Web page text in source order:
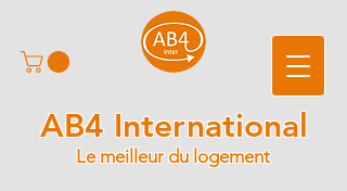
AB4 International
Le meilleur du logement